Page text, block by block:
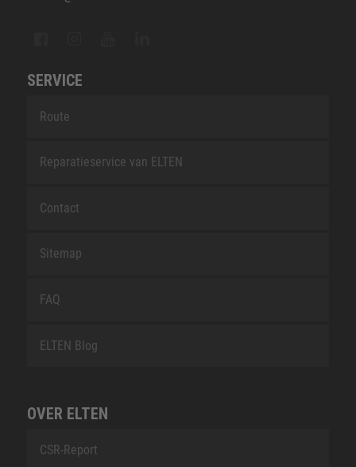
SERVICE
Route
Reparatieservice van ELTEN
Contact
Sitemap
FAQ
ELTEN Blog
OVER ELTEN
CSR-Report